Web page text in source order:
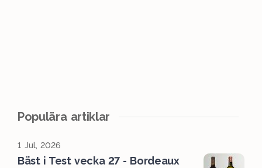
Populära artiklar
1 Jul, 2026
Bäst i Test vecka 27 - Bordeaux